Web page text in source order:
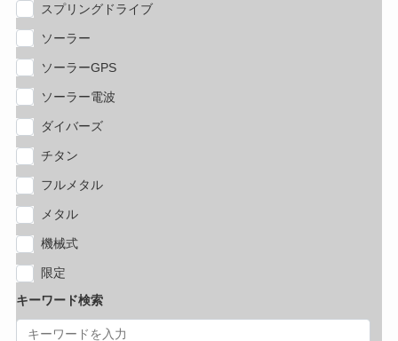
スプリングドライブ
ソーラー
ソーラーGPS
ソーラー電波
ダイバーズ
チタン
フルメタル
メタル
機械式
限定
キーワード検索